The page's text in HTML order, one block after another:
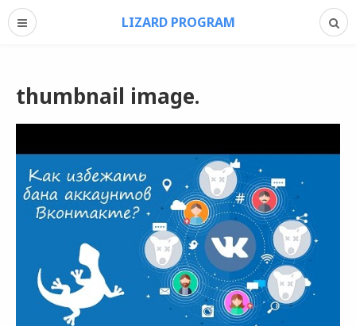
LIZARD PROGRAM
thumbnail image.